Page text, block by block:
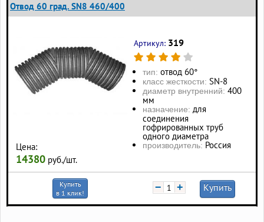
Отвод 60 град. SN8 460/400
Цена:
14380 руб./шт.
Артикул: 319
тип: отвод 60°
класс жесткости: SN-8
диаметр внутренний: 400
мм
назначение: для
соединения
гофрированных труб
одного диаметра
производитель: Россия
Купить
в 1 клик!
− + Купить